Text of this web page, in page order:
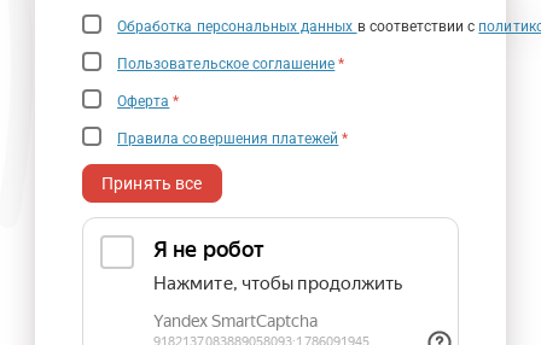
Обработка персональных данных в соответствии с
Пользовательское соглашение *
Оферта *
Правила совершения платежей *
Принять все